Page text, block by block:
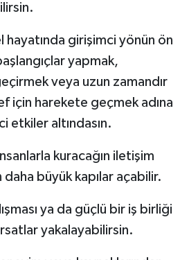
hayatında girişimci yönün ön
yapmak,
veya uzun zamandır
için harekete geçmek adına
etkiler altındasın.
kuracağın iletişim
büyük kapılar açabilir.
ya da güçlü bir iş birliği
yakalayabilirsin.